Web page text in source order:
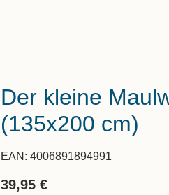
Der kleine
(135x200 cm)
EAN: 4006891894991
39,95 €